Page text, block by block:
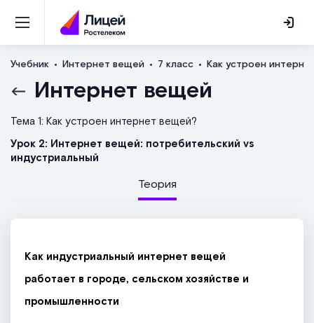
Учебник Интернет вещей 7 класс Как устроен
Интернет вещей
Тема 1: Как устроен интернет вещей?
Урок 2: Интернет вещей: потребительский vs
индустриальный
Теория
Как индустриальный интернет вещей
работает в городе, сельском хозяйстве и
промышленности